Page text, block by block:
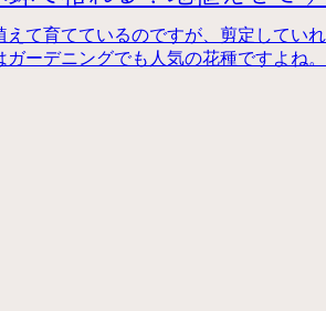
て育てているのですが、剪定してい
ーデニングでも人気の花種ですよね